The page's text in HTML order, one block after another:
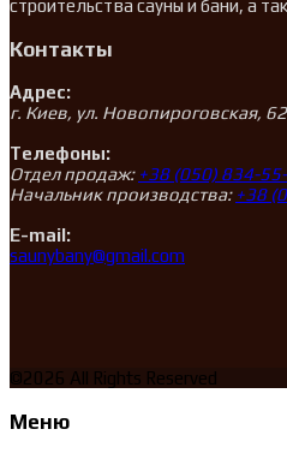
строительства сауны и бани, а
Контакты
Адрес:
г. Киев, ул. Новопироговская, 62
Телефоны:
Отдел продаж: +38 (050) 834-
Начальник производства: +38
E-mail:
saunybany@gmail.com
©2026 All Rights Reserved
Меню